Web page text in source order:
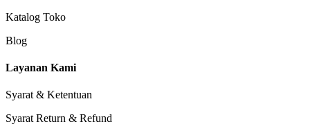
Katalog Toko
Blog
Layanan Kami
Syarat & Ketentuan
Syarat Return & Refund